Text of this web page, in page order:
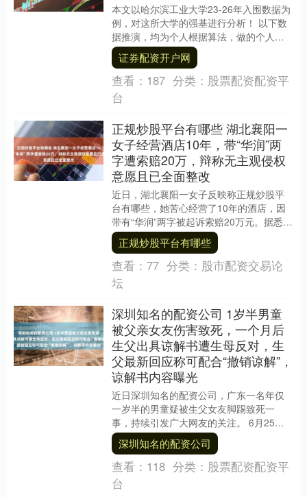
本文以哈尔滨工业大学23-26年入围数据为
例，对这所大学的强基进行分析！ 以下数
据推演，均为个人根据算法，做的个人分
析，仅供大家参考！ 说的不一定对，大家
多批评....
证券配资开户网
查看： 187 分类： 股票配资配资平
台
正规炒股平台有哪些 湖北襄阳一
女子经营酒店10年，带“华润”两
字遭索赔20万，辩称无主观侵权
意愿且已全面整改
近日，湖北襄阳一女子反映称正规炒股平
台有哪些，她苦心经营了10年的酒店，因
带有“华润”两字被起诉索赔20万元。据悉，
此案已于今年5月份开庭审理，至今尚未宣
布审理....
正规炒股平台有哪些
查看： 77 分类： 股市配资交易论
坛
深圳知名的配资公司 1岁半男童
被父亲女友伤害致死，一个月后
生父出具谅解书遭生母反对，生
父最新回应称可配合“撤销谅解”，
谅解书内容曝光
近日深圳知名的配资公司，广东一名年仅
一岁半的男童疑被生父女友脚踢致死一
事，持续引发广大网友的关注。 6月25
日，据潇湘晨报，涉事父亲表示，关注到
了媒体报道，可以....
深圳知名的配资公司
查看： 118 分类： 股票配资配资平
台